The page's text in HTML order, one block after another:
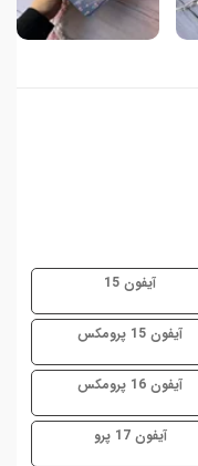
آیفون 15
آیفون 15 پرومکس
آیفون 16 پرومکس
آیفون 17 پرو